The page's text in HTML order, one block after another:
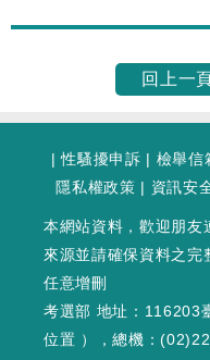
回上一
|性騷擾申訴 | 檢舉信
隱私權政策 | 資訊安
本網站資料，歡迎朋友
來源並請確保資料之完
任意增刪
考選部 地址：116203
位置 ），總機：